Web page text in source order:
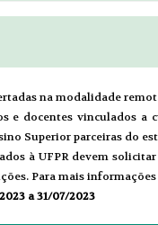
na modalidade
e docentes vinculados a
Superior parceiras do
à UFPR devem
Para mais
a 31/07/2023